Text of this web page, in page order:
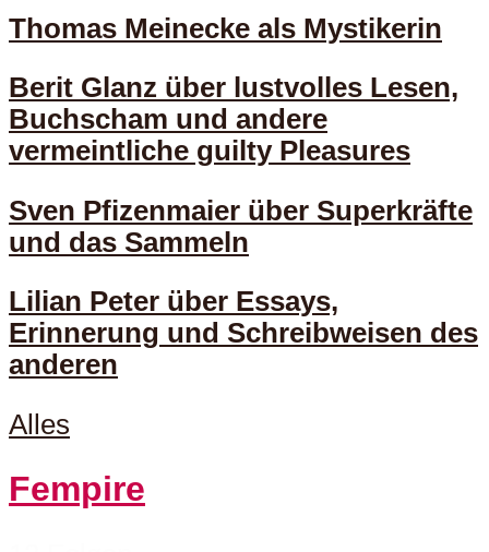
Thomas Meinecke als Mystikerin
Berit Glanz über lustvolles Lesen,
Buchscham und andere
vermeintliche guilty Pleasures
Sven Pfizenmaier über Superkräfte
und das Sammeln
Lilian Peter über Essays,
Erinnerung und Schreibweisen des
anderen
Alles
Fempire